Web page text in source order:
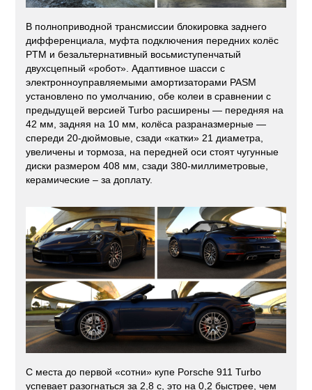
В полноприводной трансмиссии блокировка заднего
дифференциала, муфта подключения передних колёс
PTM и безальтернативный восьмиступенчатый
двухсцепный «робот». Адаптивное шасси с
электронноуправляемыми амортизаторами PASM
установлено по умолчанию, обе колеи в сравнении с
предыдущей версией Turbo расширены — передняя на
42 мм, задняя на 10 мм, колёса разраназмерные —
спереди 20-дюймовые, сзади «катки» 21 диаметра,
увеличены и тормоза, на передней оси стоят чугунные
диски размером 408 мм, сзади 380-миллиметровые,
керамические – за доплату.
С места до первой «сотни» купе Porsche 911 Turbo
успевает разогнаться за 2,8 с, это на 0,2 быстрее, чем